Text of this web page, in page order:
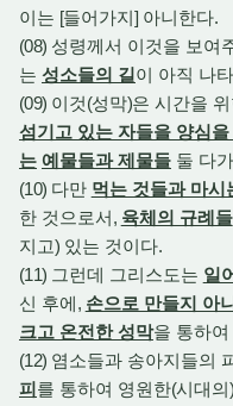
이는 [들어가지] 아니한다.
(08) 성령께서 이것을 보여
는 성소들의 길이 아직 나
(09) 이것(성막)은 시간을
섬기고 있는 자들을 양심
는 예물들과 제물들 둘 다
(10) 다만 먹는 것들과 마시
한 것으로서, 육체의 규례들
지고) 있는 것이다.
(11) 그런데 그리스도는 일
신 후에, 손으로 만들지 아
크고 온전한 성막을 통하여
(12) 염소들과 송아지들의
피를 통하여 영원한(시대의)